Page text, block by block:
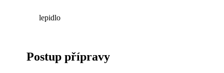
lepidlo
Postup přípravy